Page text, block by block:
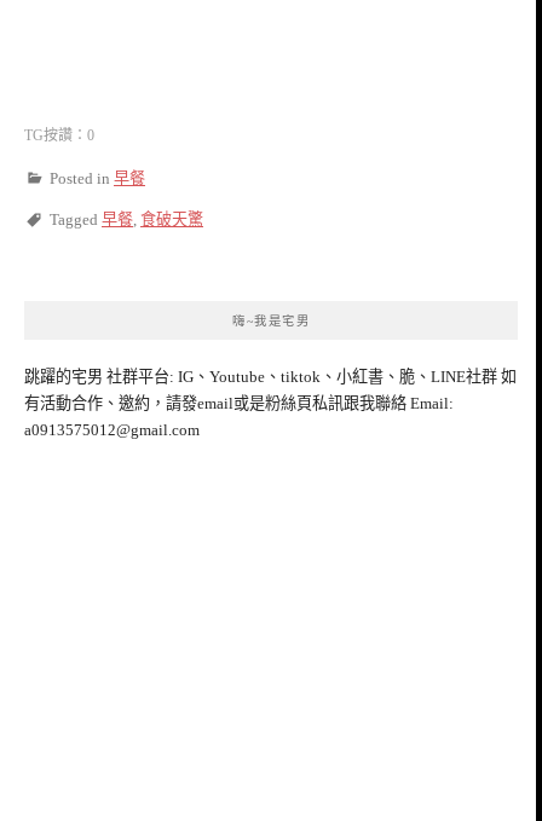
TG按讚：0
Posted in 早餐
Tagged 早餐 食破天驚
嗨~我是宅男
跳躍的宅男 社群平台: IG、Youtube、tiktok、小紅書、脆、LINE社群 如
有活動合作、邀約，請發email或是粉絲頁私訊跟我聯絡 Email:
a0913575012@gmail.com